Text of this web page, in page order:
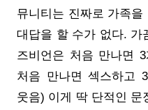
뮤니티는 진짜로 가족을
대답을 할 수가 없다. 가
즈비언은 처음 만나면
처음 만나면 섹스하고
웃음) 이게 딱 단적인 문